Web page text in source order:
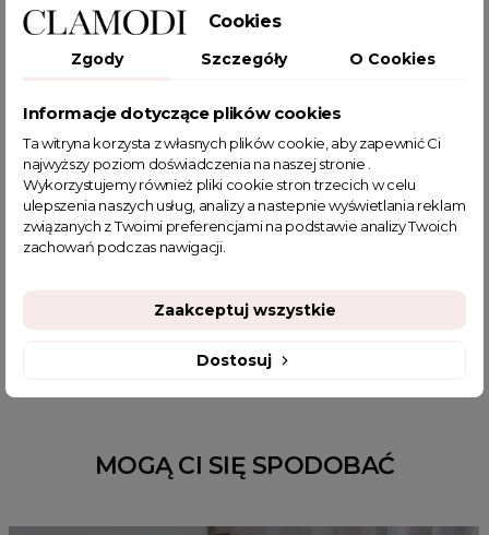
sweter oversize sweter
sweter do legginsów
swetry oversize
lużny sweter oversize
sweter damski
lekki sweter
sweter z dekoltem w literkę V
Asymetryczny sweter
sweter z obniżoną linią ramion
sweter wkładany przez głowę
swetry damskie wyprzedaż
fajne ciuszki
MOGĄ CI SIĘ SPODOBAĆ
Cookies
Zgody Szczegóły O Cookies
Informacje dotyczące plików cookies
Ta witryna korzysta z własnych plików cookie, aby zapewnić Ci
najwyższy poziom doświadczenia na naszej stronie .
Wykorzystujemy również pliki cookie stron trzecich w celu
ulepszenia naszych usług, analizy a nastepnie wyświetlania reklam
związanych z Twoimi preferencjami na podstawie analizy Twoich
zachowań podczas nawigacji.
Dostosuj
Zaakceptuj wszystkie